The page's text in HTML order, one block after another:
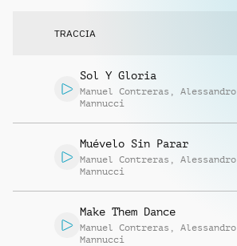
TRACCIA
Sol Y Gloria
Manuel Contreras , Alessandro
Mannucci
Muévelo Sin Parar
Manuel Contreras , Alessandro
Mannucci
Make Them Dance
Manuel Contreras , Alessandro
Mannucci